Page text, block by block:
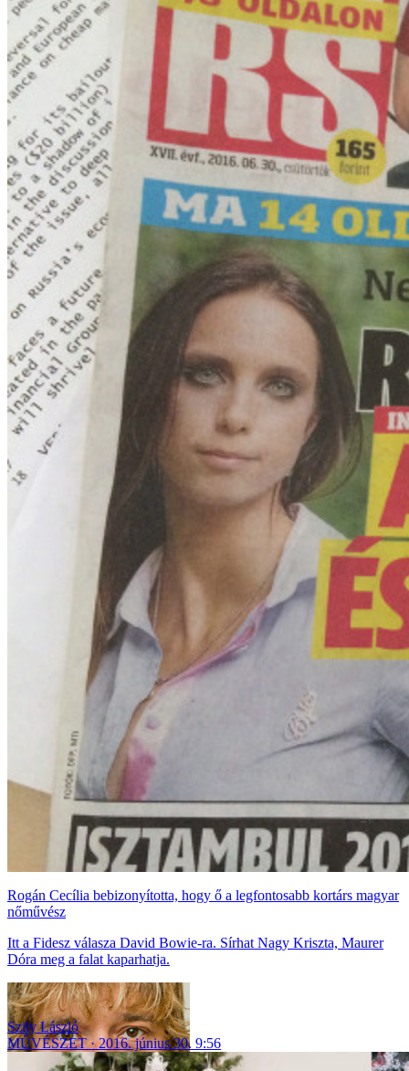
Rogán Cecília bebizonyította, hogy ő a legfontosabb kortárs magyar
nőművész
Itt a Fidesz válasza David Bowie-ra. Sírhat Nagy Kriszta, Maurer
Dóra meg a falat kaparhatja.
Szily László
MŰVÉSZET
2016. június 30. 9:56